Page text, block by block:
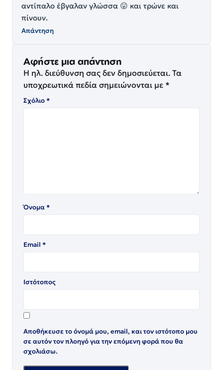
αντίπαλο έβγαλαν γλώσσα 😛 και τρώνε και
πίνουν.
Απάντηση
Αφήστε μια απάντηση
Η ηλ. διεύθυνση σας δεν δημοσιεύεται. Τα
υποχρεωτικά πεδία σημειώνονται με *
Σχόλιο*
Όνομα*
Email *
Ιστότοπος
Αποθήκευσε το όνομά μου, email, και τον ιστότοπο μου
σε αυτόν τον πλοηγό για την επόμενη φορά που θα
σχολιάσω.